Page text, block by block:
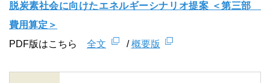
脱炭素社会に向けたエネルギーシナリオ提案 ＜第三部
費用算定＞
PDF版はこちら 全文 /概要版